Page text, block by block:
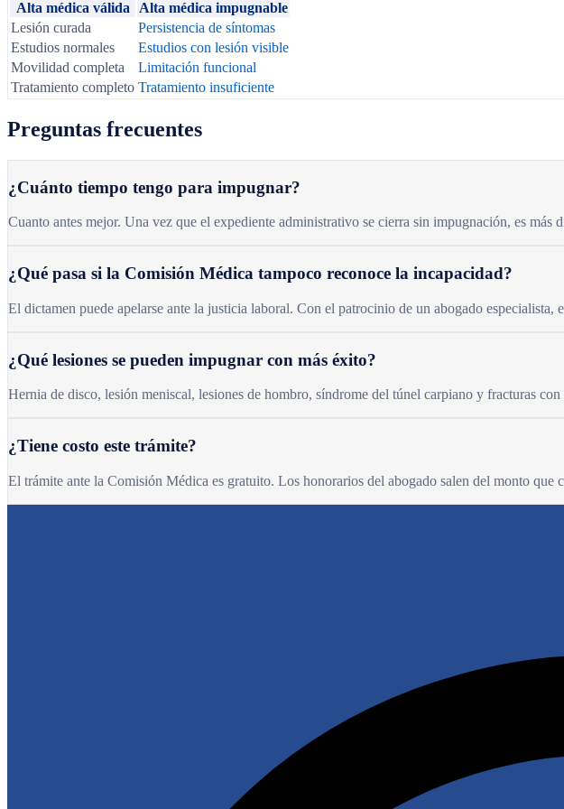
Alta médica válida
Alta médica impugnable
Lesión curada
Persistencia de síntomas
Estudios normales
Estudios con lesión visible
Movilidad completa
Limitación funcional
Tratamiento completo Tratamiento insuficiente
Preguntas frecuentes
¿Cuánto tiempo tengo para impugnar?
Cuanto antes mejor. Una vez que el expediente administrativo se cierra sin impugnación, es
¿Qué pasa si la Comisión Médica tampoco reconoce la incapacidad?
El dictamen puede apelarse ante la justicia laboral. Con el patrocinio de un abogado
¿Qué lesiones se pueden impugnar con más éxito?
Hernia de disco, lesión meniscal, lesiones de hombro, síndrome del túnel carpiano y fracturas
¿Tiene costo este trámite?
El trámite ante la Comisión Médica es gratuito. Los honorarios del abogado salen del monto que